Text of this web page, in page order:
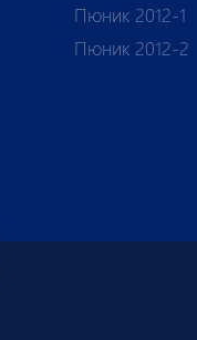
Пюник 2012-1
Пюник 2012-2